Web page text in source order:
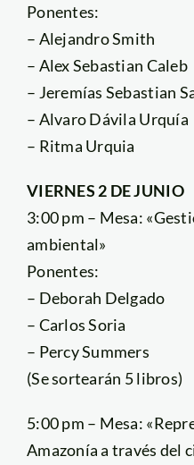
Ponentes:
– Alejandro Smith
– Alex Sebastian Caleb
– Jeremías Sebastian
– Alvaro Dávila Urquía
– Ritma Urquia
VIERNES 2 DE JUNIO
3:00 pm – Mesa:
ambiental»
Ponentes:
– Deborah Delgado
– Carlos Soria
– Percy Summers
(Se sortearán 5 libros)
5:00 pm – Mesa:
Amazonía a través del